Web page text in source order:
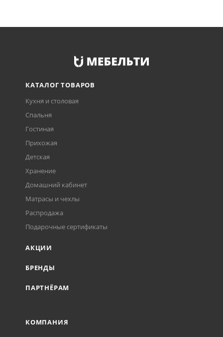
КАТАЛОГ ТОВАРОВ
Кухня и столовая
Спальня
Гостиная
Прихожая
Детская
Хранение
Домашний кабинет
Матрасы и чехлы
Распродажа
Подарочные сертификаты
АКЦИИ
БРЕНДЫ
ПАРТНЁРАМ
КОМПАНИЯ